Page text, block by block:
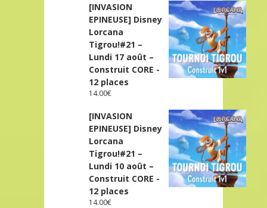
[INVASION
EPINEUSE] Disney
Lorcana
Tigrou!#21 –
Lundi 17 août –
Construit CORE -
12 places
14.00€
[INVASION
EPINEUSE] Disney
Lorcana
Tigrou!#21 –
Lundi 10 août –
Construit CORE -
12 places
14.00€